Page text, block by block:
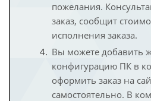
пожелания.
заказ, сообщит
исполнения заказа.
Вы можете добавить
конфигурацию ПК в
оформить заказ на
самостоятельно. В